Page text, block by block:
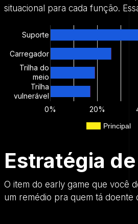
situacional para cada função.
Principal
0% 20%
Suporte
Carregador
Trilha do
meio
Trilha
vulnerável
Estratégia
O item do early game que você
um remédio pra quem tá doente